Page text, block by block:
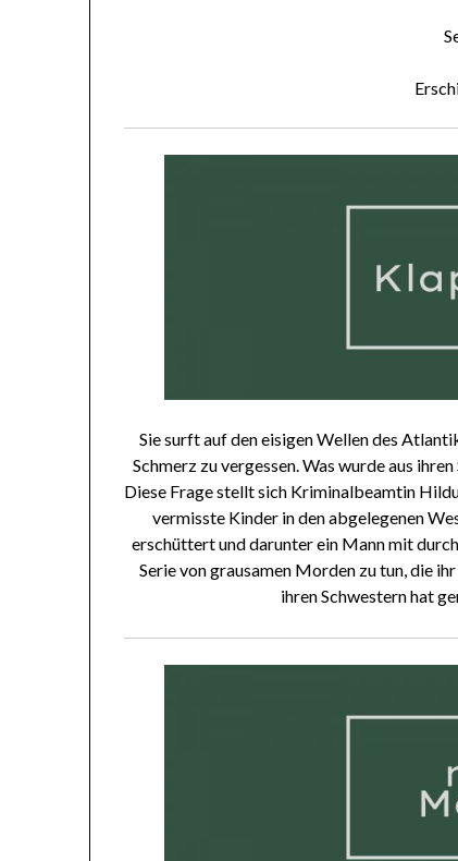
Sie surft auf den eisigen Wellen des
Schmerz zu vergessen. Was wurde aus
Diese Frage stellt sich Kriminalbeamtin
vermisste Kinder in den abgelegenen
erschüttert und darunter ein Mann mit
Serie von grausamen Morden zu tun, die
ihren Schwestern hat